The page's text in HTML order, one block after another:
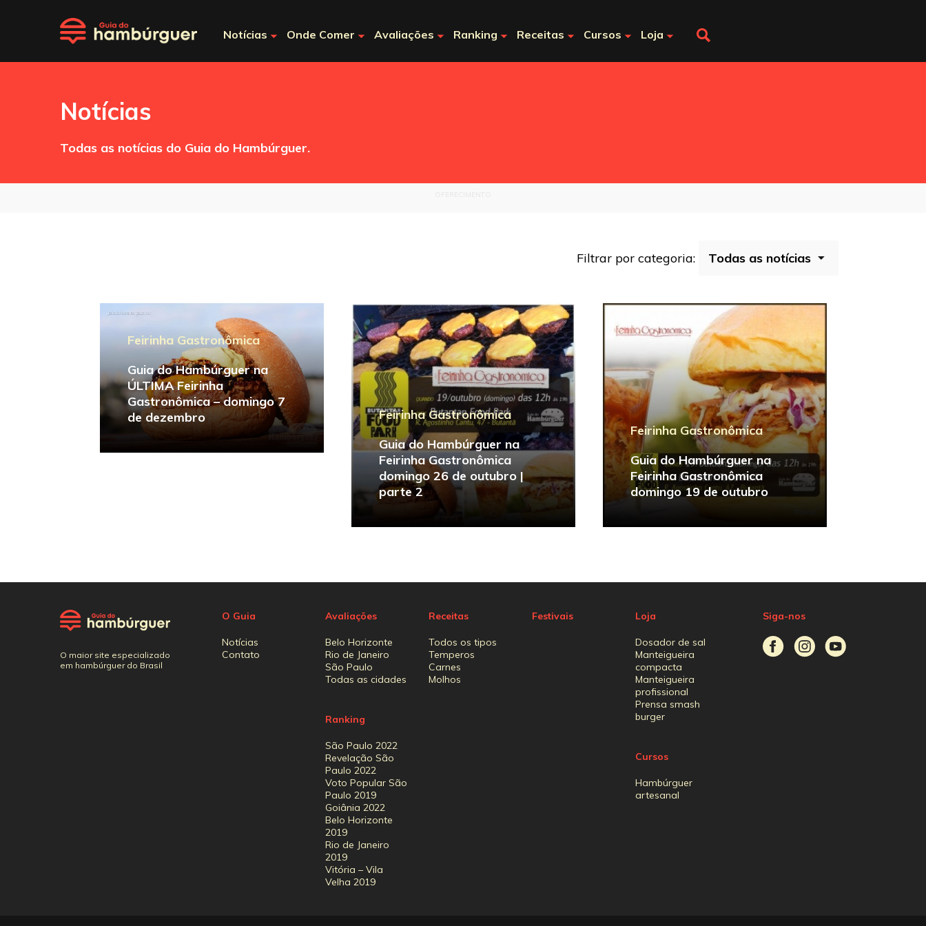
Notícias Onde Comer Avaliações Ranking Receitas Cursos Loja
Notícias
Todas as notícias do Guia do Hambúrguer.
Filtrar por categoria:
Feirinha Gastronômica
Guia do Hambúrguer na
ÚLTIMA Feirinha
Gastronômica – domingo 7
de dezembro
Feirinha Gastronômica
Guia do Hambúrguer na
Feirinha Gastronômica
domingo 26 de outubro |
parte 2
Feirinha Gastronômica
Guia do Hambúrguer na
Feirinha Gastronômica
domingo 19 de outubro
O maior site especializado
em hambúrguer do Brasil
O Guia
Notícias
Contato
Avaliações
Belo Horizonte
Rio de Janeiro
São Paulo
Todas as cidades
Ranking
São Paulo 2022
Revelação São
Paulo 2022
Voto Popular São
Paulo 2019
Goiânia 2022
Belo Horizonte
2019
Rio de Janeiro
2019
Vitória – Vila
Velha 2019
Receitas
Todos os tipos
Temperos
Carnes
Molhos
Festivais Loja
Dosador de sal
Manteigueira
compacta
Manteigueira
profissional
Prensa smash
burger
Cursos
Hambúrguer
artesanal
Siga-nos